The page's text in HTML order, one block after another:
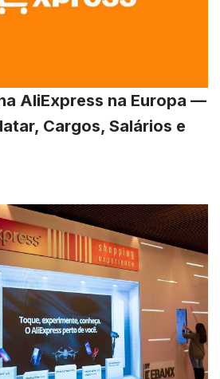
AliExpress na Europa —
Cargos, Salários e